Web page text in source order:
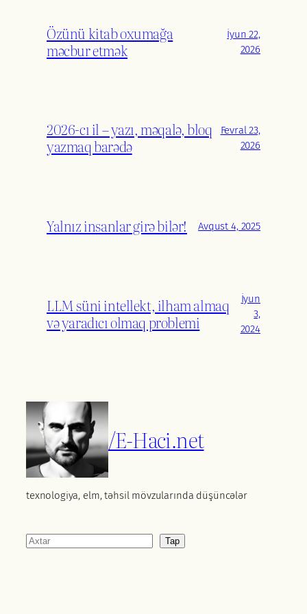
Özünü kitab oxumağa
məcbur etmək
İyun 22,
2026
2026-cı il – yazı, məqalə, bloq
yazmaq barədə
Fevral 23,
2026
Yalnız insanlar girə bilər! Avqust 4, 2025
LLM süni intellekt, ilham almaq
və yaradıcı olmaq problemi
İyun
3,
2024
/E-Haci.net
texnologiya, elm, təhsil mövzularında düşüncələr
Axtar Tap